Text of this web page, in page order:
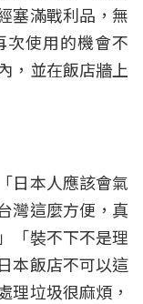
塞滿戰利品，無
次使用的機會不
，並在飯店牆上
日本人應該會氣
灣這麼方便，真
「裝不下不是理
本飯店不可以這
理垃圾很麻煩，